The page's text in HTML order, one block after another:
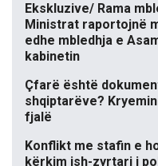
Ekskluzive/ Rama
Ministrat raportojnë
edhe mbledhja e
kabinetin
Çfarë është
shqiptarëve?
fjalë
Konflikt me stafin e
kërkim ish-zyrtari i